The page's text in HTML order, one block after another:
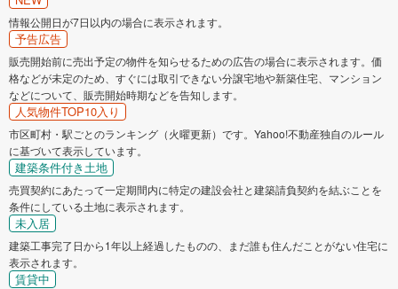
情報公開日が7日以内の場合に表示されます。
予告広告
販売開始前に売出予定の物件を知らせるための広告の場合に表示されます。価
格などが未定のため、すぐには取引できない分譲宅地や新築住宅、マンション
などについて、販売開始時期などを告知します。
人気物件TOP10入り
市区町村・駅ごとのランキング（火曜更新）です。Yahoo!不動産独自のルール
に基づいて表示しています。
建築条件付き土地
売買契約にあたって一定期間内に特定の建設会社と建築請負契約を結ぶことを
条件にしている土地に表示されます。
未入居
建築工事完了日から1年以上経過したものの、まだ誰も住んだことがない住宅に
表示されます。
賃貸中